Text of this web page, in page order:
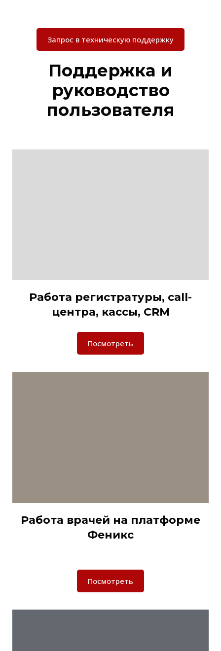
Запрос в техническую поддержку
Поддержка и
руководство
пользователя
Работа регистратуры, call-
центра, кассы, CRM
Посмотреть
Работа врачей на платформе
Феникс
Посмотреть